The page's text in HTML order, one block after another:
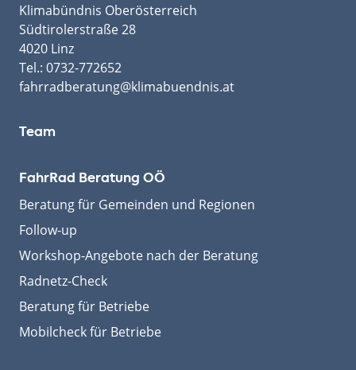
Klimabündnis Oberösterreich
Südtirolerstraße 28
4020 Linz
Tel.: 0732-772652
fahrradberatung@klimabuendnis.at
Team
FahrRad Beratung OÖ
Beratung für Gemeinden und Regionen
Follow-up
Workshop-Angebote nach der Beratung
Radnetz-Check
Beratung für Betriebe
Mobilcheck für Betriebe